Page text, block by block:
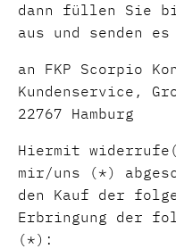
dann füllen Sie
aus und senden
an FKP Scorpio
Kundenservice,
22767 Hamburg
Hiermit
mir/uns (*)
den Kauf der
Erbringung der
(*):